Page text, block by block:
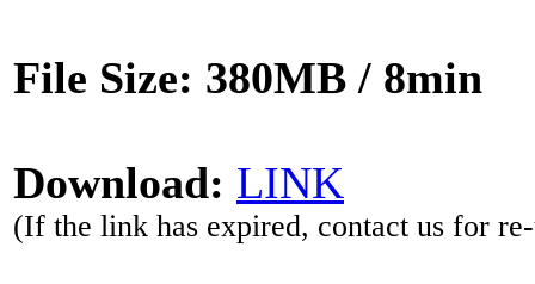
File Size: 380MB / 8min
Download: LINK
(If the link has expired, contact us for